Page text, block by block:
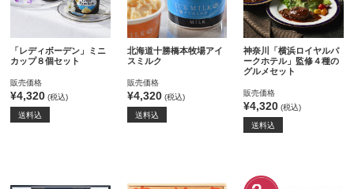
「レディボーデン」ミニ
カップ８個セット
販売価格
¥4,320 (税込)
送料込
北海道十勝橋本牧場アイ
スミルク
販売価格
¥4,320(税込)
送料込
神奈川「横浜ロイヤルパ
ークホテル」監修４種の
グルメセット
販売価格
¥4,320 (税込)
送料込